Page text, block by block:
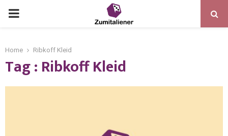
Home Ribkoff Kleid
Tag : Ribkoff Kleid